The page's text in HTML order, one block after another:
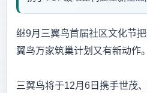
继9月三翼鸟首届社区文化节
翼鸟万家筑巢计划又有新动作。
三翼鸟将于12月6日携手世茂